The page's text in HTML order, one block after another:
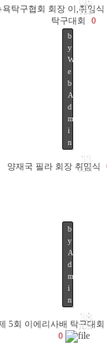
FEB
욕탁구협회 회장 이,취임식
탁구대회
0
11
JUN
b
y
W
e
b
A
d
m
i
n
양재국 필라 회장 취임식
18
JUN
b
y
A
d
m
i
n
5회 이에리사배 탁구대회
0